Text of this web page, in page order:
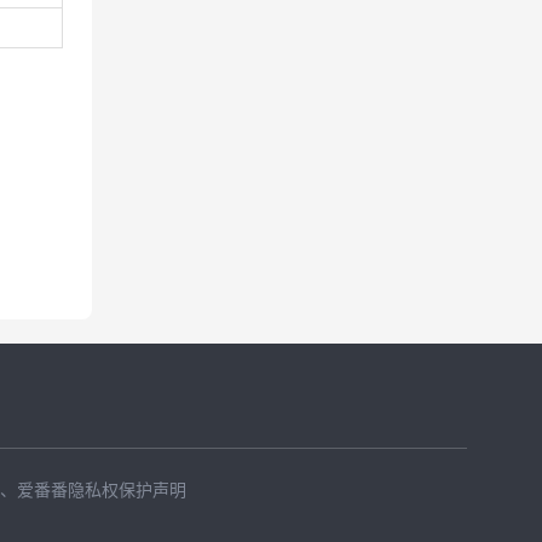
、 爱番番隐私权保护声明